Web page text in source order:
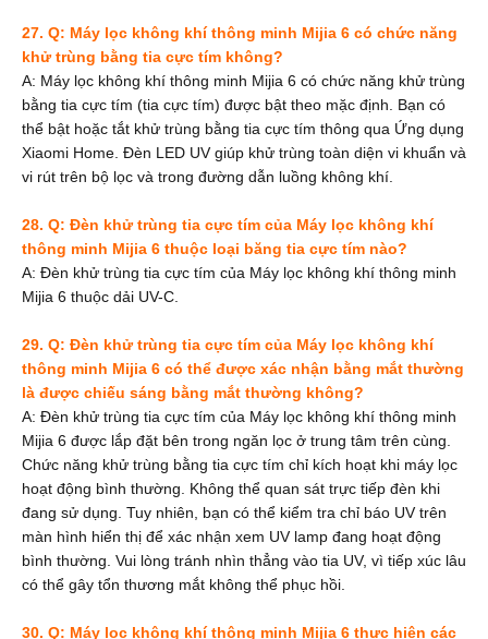
27. Q: Máy lọc không khí thông minh Mijia 6 có chức năng
khử trùng bằng tia cực tím không?
A: Máy lọc không khí thông minh Mijia 6 có chức năng khử trùng
bằng tia cực tím (tia cực tím) được bật theo mặc định. Bạn có
thể bật hoặc tắt khử trùng bằng tia cực tím thông qua Ứng dụng
Xiaomi Home. Đèn LED UV giúp khử trùng toàn diện vi khuẩn và
vi rút trên bộ lọc và trong đường dẫn luồng không khí.
28. Q: Đèn khử trùng tia cực tím của Máy lọc không khí
thông minh Mijia 6 thuộc loại băng tia cực tím nào?
A: Đèn khử trùng tia cực tím của Máy lọc không khí thông minh
Mijia 6 thuộc dải UV-C.
29. Q: Đèn khử trùng tia cực tím của Máy lọc không khí
thông minh Mijia 6 có thể được xác nhận bằng mắt thường
là được chiếu sáng bằng mắt thường không?
A: Đèn khử trùng tia cực tím của Máy lọc không khí thông minh
Mijia 6 được lắp đặt bên trong ngăn lọc ở trung tâm trên cùng.
Chức năng khử trùng bằng tia cực tím chỉ kích hoạt khi máy lọc
hoạt động bình thường. Không thể quan sát trực tiếp đèn khi
đang sử dụng. Tuy nhiên, bạn có thể kiểm tra chỉ báo UV trên
màn hình hiển thị để xác nhận xem UV lamp đang hoạt động
bình thường. Vui lòng tránh nhìn thẳng vào tia UV, vì tiếp xúc lâu
có thể gây tổn thương mắt không thể phục hồi.
30. Q: Máy lọc không khí thông minh Mijia 6 thực hiện các